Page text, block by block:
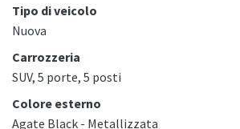
Tipo di veicolo
Nuova
Carrozzeria
SUV, 5 porte, 5 posti
Colore esterno
Agate Black - Metallizzata